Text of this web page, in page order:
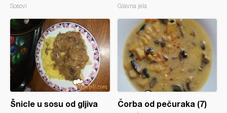
Sosovi Glavna jela
Šnicle u sosu od gljiva Čorba od pečuraka (7)